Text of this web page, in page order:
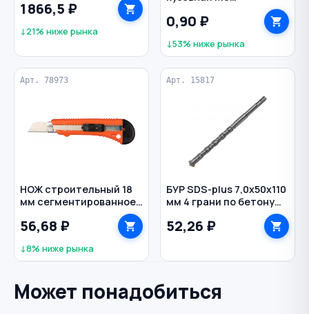
1 866,5 ₽
↓21% ниже рынка
0,90 ₽
↓53% ниже рынка
Арт. 78973
НОЖ строительный 18
мм сегментированное
лезвие двухкомп. ручка
фиксатор защелка
56,68 ₽
↓8% ниже рынка
Арт. 15817
БУР SDS-plus 7,0х50х110
мм 4 грани по бетону
усиленный РЕЗОЛЮКС
52,26 ₽
Может понадобиться